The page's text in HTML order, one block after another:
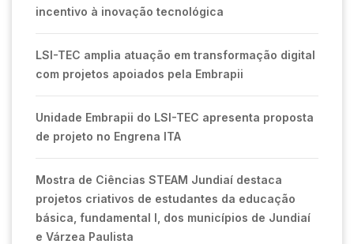
incentivo à inovação tecnológica
LSI-TEC amplia atuação em transformação digital
com projetos apoiados pela Embrapii
Unidade Embrapii do LSI-TEC apresenta proposta
de projeto no Engrena ITA
Mostra de Ciências STEAM Jundiaí destaca
projetos criativos de estudantes da educação
básica, fundamental I, dos municípios de Jundiaí
e Várzea Paulista